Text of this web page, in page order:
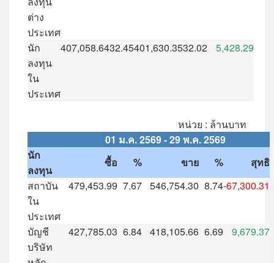
ต่าง
ประเทศ
นัก
ลงทุน
ใน
ประเทศ
407,058.6432.45401,630.3532.02 5,428.29
หน่วย : ล้านบาท
01 ม.ค. 2569 - 29พ.ค. 2569
นัก
ลงทุน
ซื้อ % ขาย %
สุทธิ
สถาบัน
ใน
ประเทศ
479,453.99 7.67 546,754.30 8.74-67,300.31
บัญชี
บริษัท
427,785.03 6.84 418,105.66 6.69 9,679.37